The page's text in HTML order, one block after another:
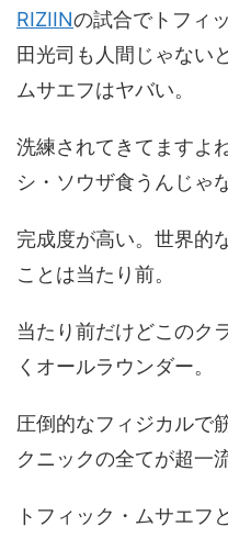
RIZIINの試合でトフィ
田光司も人間じゃない
ムサエフはヤバい。
洗練されてきてますよ
シ・ソウザ食うんじゃ
完成度が高い。世界的
ことは当たり前。
当たり前だけどこのク
くオールラウンダー。
圧倒的なフィジカルで
クニックの全てが超一流
トフィック・ムサエフ